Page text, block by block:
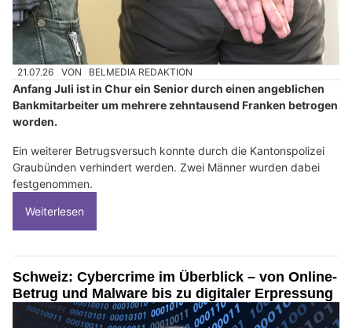
21.07.26 VON BELMEDIA REDAKTION
Anfang Juli ist in Chur ein Senior durch einen angeblichen
Bankmitarbeiter um mehrere zehntausend Franken betrogen
worden.
Ein weiterer Betrugsversuch konnte durch die Kantonspolizei
Graubünden verhindert werden. Zwei Männer wurden dabei
festgenommen.
Weiterlesen
Schweiz: Cybercrime im Überblick – von Online-
Betrug und Malware bis zu digitaler Erpressung